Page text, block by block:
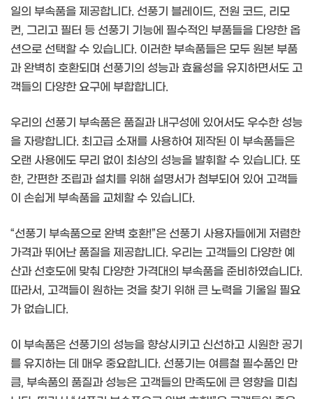
일의 부속품을 제공합니다. 선풍기 블레이드, 전원 코드, 리모
컨, 그리고 필터 등 선풍기 기능에 필수적인 부품들을 다양한 옵
션으로 선택할 수 있습니다. 이러한 부속품들은 모두 원본 부품
과 완벽히 호환되며 선풍기의 성능과 효율성을 유지하면서도 고
객들의 다양한 요구에 부합합니다.
우리의 선풍기 부속품은 품질과 내구성에 있어서도 우수한 성능
을 자랑합니다. 최고급 소재를 사용하여 제작된 이 부속품들은
오랜 사용에도 무리 없이 최상의 성능을 발휘할 수 있습니다. 또
한, 간편한 조립과 설치를 위해 설명서가 첨부되어 있어 고객들
이 손쉽게 부속품을 교체할 수 있습니다.
“선풍기 부속품으로 완벽 호환!”은 선풍기 사용자들에게 저렴한
가격과 뛰어난 품질을 제공합니다. 우리는 고객들의 다양한 예
산과 선호도에 맞춰 다양한 가격대의 부속품을 준비하였습니다.
따라서, 고객들이 원하는 것을 찾기 위해 큰 노력을 기울일 필요
가 없습니다.
이 부속품은 선풍기의 성능을 향상시키고 신선하고 시원한 공기
를 유지하는 데 매우 중요합니다. 선풍기는 여름철 필수품인 만
큼, 부속품의 품질과 성능은 고객들의 만족도에 큰 영향을 미칩